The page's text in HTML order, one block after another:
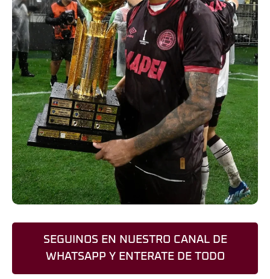
SEGUINOS EN NUESTRO CANAL DE
WHATSAPP Y ENTERATE DE TODO